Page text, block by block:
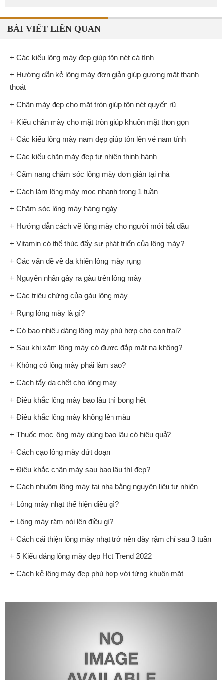
BÀI VIẾT LIÊN QUAN
+ Các kiểu lông mày đẹp giúp tôn nét cá tính
+ Hướng dẫn kẻ lông mày đơn giản giúp gương mặt thanh
thoát
+ Chân mày đẹp cho mặt tròn giúp tôn nét quyến rũ
+ Kiểu chân mày cho mặt tròn giúp khuôn mặt thon gọn
+ Các kiểu lông mày nam đẹp giúp tôn lên vẻ nam tính
+ Các kiểu chân mày đẹp tự nhiên thịnh hành
+ Cẩm nang chăm sóc lông mày đơn giản tại nhà
+ Cách làm lông mày mọc nhanh trong 1 tuần
+ Chăm sóc lông mày hàng ngày
+ Hướng dẫn cách vẽ lông mày cho người mới bắt đầu
+ Vitamin có thể thúc đẩy sự phát triển của lông mày?
+ Các vấn đề về da khiến lông mày rụng
+ Nguyên nhân gây ra gàu trên lông mày
+ Các triệu chứng của gàu lông mày
+ Rụng lông mày là gì?
+ Có bao nhiêu dáng lông mày phù hợp cho con trai?
+ Sau khi xăm lông mày có được đắp mặt nạ không?
+ Không có lông mày phải làm sao?
+ Cách tẩy da chết cho lông mày
+ Điêu khắc lông mày bao lâu thì bong hết
+ Điêu khắc lông mày không lên màu
+ Thuốc mọc lông mày dùng bao lâu có hiệu quả?
+ Cách cạo lông mày đứt đoạn
+ Điêu khắc chân mày sau bao lâu thì đẹp?
+ Cách nhuộm lông mày tại nhà bằng nguyên liệu tự nhiên
+ Lông mày nhạt thể hiện điều gì?
+ Lông mày rậm nói lên điều gì?
+ Cách cải thiện lông mày nhạt trở nên dày rậm chỉ sau 3 tuần
+ 5 Kiểu dáng lông mày đẹp Hot Trend 2022
+ Cách kẻ lông mày đẹp phù hợp với từng khuôn mặt